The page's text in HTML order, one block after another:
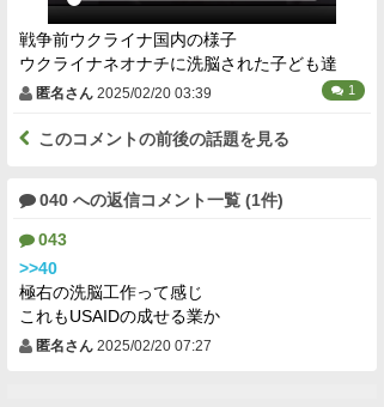
戦争前ウクライナ国内の様子
ウクライナネオナチに洗脳された子ども達
匿名さん 2025/02/20 03:39 1
このコメントの前後の話題を見る
040 への返信コメント一覧 (1件)
043
>>40
極右の洗脳工作って感じ
これもUSAIDの成せる業か
匿名さん 2025/02/20 07:27